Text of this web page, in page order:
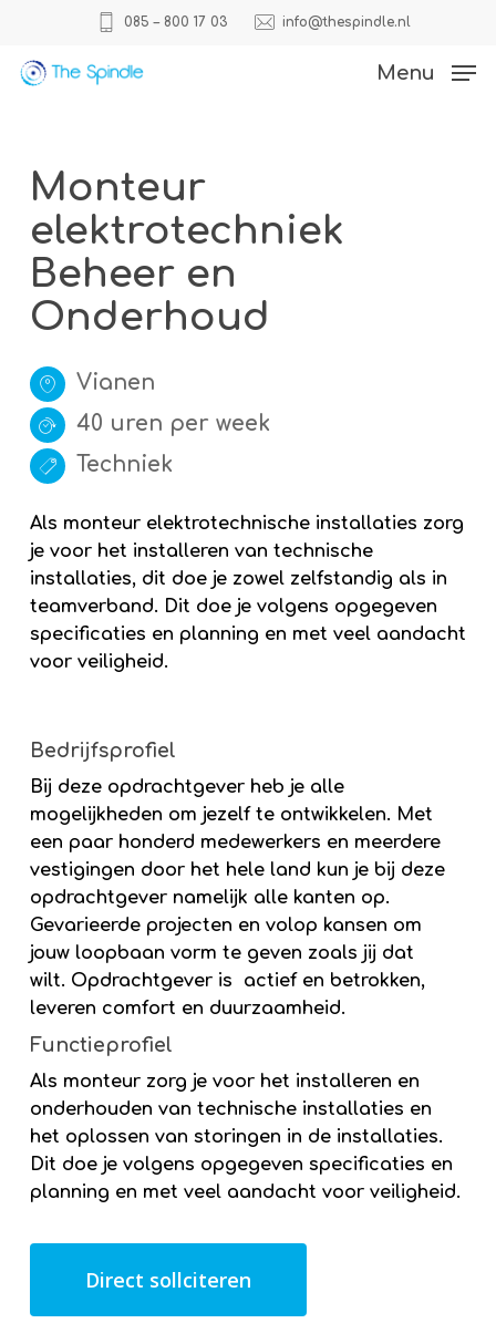
main
085 – 800 17 03 info@thespindle.nl
Menu
Monteur
elektrotechniek
Beheer en
Onderhoud
Vianen
40 uren per week
Techniek
Als monteur elektrotechnische installaties zorg
je voor het installeren van technische
installaties, dit doe je zowel zelfstandig als in
teamverband. Dit doe je volgens opgegeven
specificaties en planning en met veel aandacht
voor veiligheid.
Bedrijfsprofiel
Bij deze opdrachtgever heb je alle
mogelijkheden om jezelf te ontwikkelen. Met
een paar honderd medewerkers en meerdere
vestigingen door het hele land kun je bij deze
opdrachtgever namelijk alle kanten op.
Gevarieerde projecten en volop kansen om
jouw loopbaan vorm te geven zoals jij dat
wilt. Opdrachtgever is actief en betrokken,
leveren comfort en duurzaamheid.
Functieprofiel
Als monteur zorg je voor het installeren en
onderhouden van technische installaties en
het oplossen van storingen in de installaties.
Dit doe je volgens opgegeven specificaties en
planning en met veel aandacht voor veiligheid.
Direct sollciteren
Close